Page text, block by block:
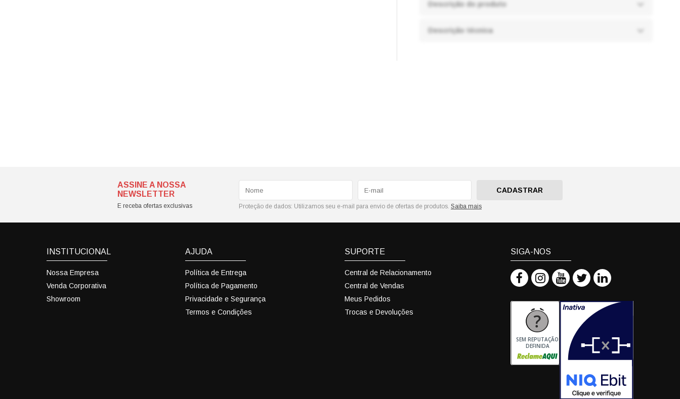
Descrição do produto
Descrição técnica
ASSINE A NOSSA
NEWSLETTER
E receba ofertas exclusivas
CADASTRAR
Proteção de dados: Utilizamos seu e-mail para envio de ofertas de produtos. Saiba mais
INSTITUCIONAL
Nossa Empresa
Venda Corporativa
Showroom
AJUDA
Política de Entrega
Política de Pagamento
Privacidade e Segurança
Termos e Condições
SUPORTE
Central de Relacionamento
Central de Vendas
Meus Pedidos
Trocas e Devoluções
SIGA-NOS
SEM REPUTAÇÃO
DEFINIDA